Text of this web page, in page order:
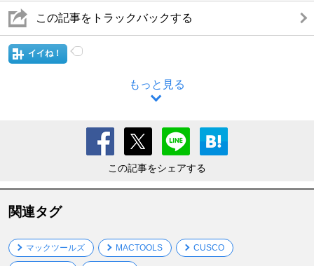
この記事をトラックバックする
イイね！
もっと見る
この記事をシェアする
関連タグ
マックツールズ MACTOOLS CUSCO